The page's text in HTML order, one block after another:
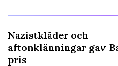
Nazistkläder och
aftonklänningar gav
pris